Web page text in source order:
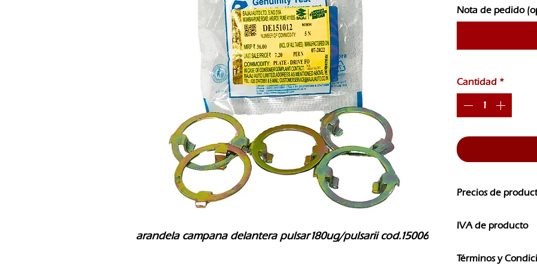
arandela campana delantera pulsar180ug/pulsarii cod.15006
Nota de pedido
Cantidad *
Precios de
CAMBIOS SIN
IVA de producto
IVA
Términos y